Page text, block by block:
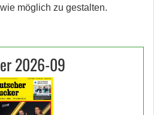
möglich zu gestalten.
2026-09